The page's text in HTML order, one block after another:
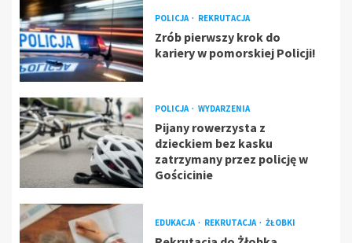
POLICJA REKRUTACJA
Zrób pierwszy krok do
kariery w pomorskiej Policji!
POLICJA WYDARZENIA
Pijany rowerzysta z
dzieckiem bez kasku
zatrzymany przez policję w
Gościcinie
EDUKACJA REKRUTACJA ŻŁOBKI